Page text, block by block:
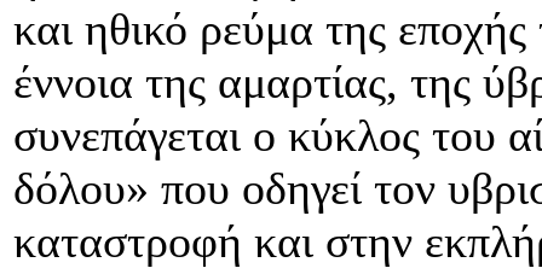
και ηθικό ρεύμα της
έννοια της αμαρτίας, της
συνεπάγεται ο κύκλος του
δόλου» που οδηγεί τον
καταστροφή και στην